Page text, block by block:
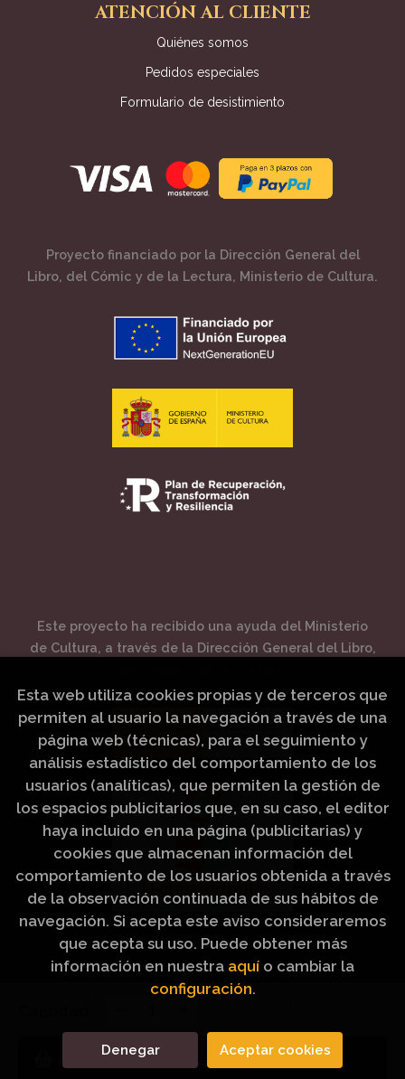
Añadir a mi cesta
ATENCIÓN AL CLIENTE
Quiénes somos
Pedidos especiales
Formulario de desistimiento
Proyecto financiado por la Dirección General del
Libro, del Cómic y de la Lectura, Ministerio de Cultura.
Este proyecto ha recibido una ayuda del Ministerio
de Cultura, a través de la Dirección General del Libro,
Artículos Religiosos Peinado
Esta web utiliza cookies propias y de terceros que
permiten al usuario la navegación a través de una
página web (técnicas), para el seguimiento y
análisis estadístico del comportamiento de los
usuarios (analíticas), que permiten la gestión de
los espacios publicitarios que, en su caso, el editor
haya incluido en una página (publicitarias) y
cookies que almacenan información del
comportamiento de los usuarios obtenida a través
de la observación continuada de sus hábitos de
navegación. Si acepta este aviso consideraremos
que acepta su uso. Puede obtener más
información en nuestra aquí o cambiar la
configuración.
Denegar Aceptar cookies